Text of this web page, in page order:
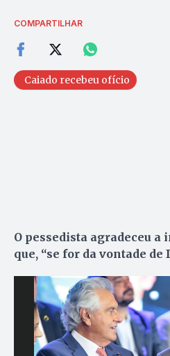
COMPARTILHAR
Caiado recebeu ofício
O pessedista agradeceu
que, “se for da vontade de